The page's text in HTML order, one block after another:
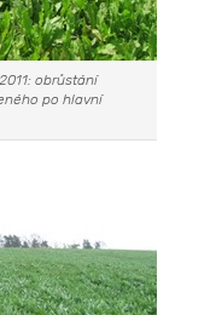
obrůstání
po hlavní